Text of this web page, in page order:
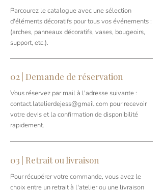
​Parcourez le catalogue avec une sélection
d'éléments décoratifs pour tous vos événements :
(arches, panneaux décoratifs, vases, bougeoirs,
support, etc.).​​
02 | Demande de réservation
Vous réservez par mail à l'adresse suivante :
contact.latelierdejess@gmail.com pour recevoir
votre devis et la confirmation de disponibilité
rapidement.
03 | Retrait ou livraison
Pour récupérer votre commande, vous avez le
choix entre un retrait à l'atelier ou une livraison